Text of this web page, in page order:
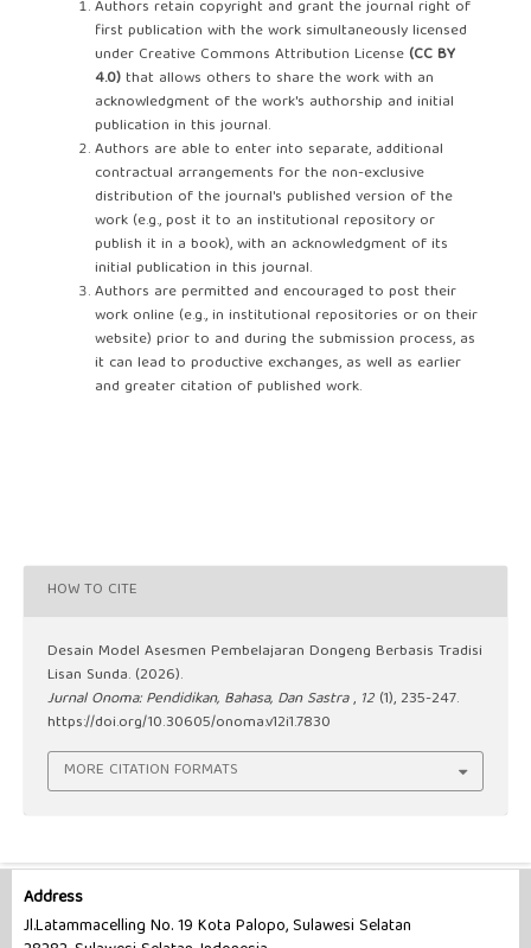
Authors retain copyright and grant the journal right of
first publication with the work simultaneously licensed
under Creative Commons Attribution License (CC BY
4.0)that allows others to share the work with an
acknowledgment of the work's authorship and initial
publication in this journal.
Authors are able to enter into separate, additional
contractual arrangements for the non-exclusive
distribution of the journal's published version of the
work (e.g., post it to an institutional repository or
publish it in a book), with an acknowledgment of its
initial publication in this journal.
Authors are permitted and encouraged to post their
work online (e.g., in institutional repositories or on their
website) prior to and during the submission process, as
it can lead to productive exchanges, as well as earlier
and greater citation of published work.
HOW TO CITE
Desain Model Asesmen Pembelajaran Dongeng Berbasis Tradisi
Lisan Sunda. (2026).
Jurnal Onoma: Pendidikan, Bahasa, Dan Sastra, 12 (1), 235-247.
https://doi.org/10.30605/onoma.v12i1.7830
MORE CITATION FORMATS
Address
Jl.Latammacelling No. 19 Kota Palopo, Sulawesi Selatan